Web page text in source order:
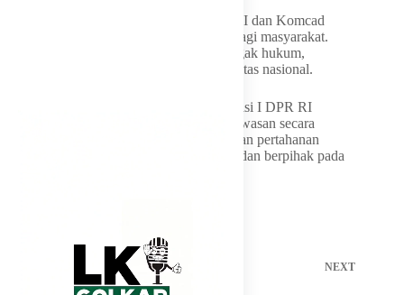
Lebih lanjut, Dave menilai keberadaan TNI dan Komcad
justru mendukung terciptanya rasa aman bagi masyarakat.
Sinergi antara aparat pertahanan dan penegak hukum,
menurutnya, menjadi kunci menjaga stabilitas nasional.
Sebagai mitra pengawas pemerintah, Komisi I DPR RI
berkomitmen akan terus melakukan pengawasan secara
konsisten dan konstruktif terhadap kebijakan pertahanan
negara agar tetap sesuai amanat konstitusi dan berpihak pada
NEXT